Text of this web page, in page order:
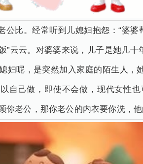
公比。经常听到儿媳妇抱怨：“婆
”云云。对婆婆来说，儿子是她几
妇呢，是突然加入家庭的陌生人
自己做，即使不会做，现代女性
你老公，那你老公的内衣要你洗，